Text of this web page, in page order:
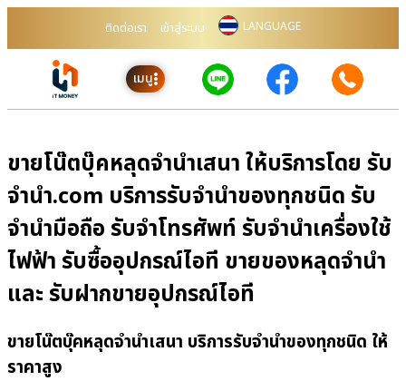
ติดต่อเรา เข้าสู่ระบบ LANGUAGE
เมนู
ขายโน๊ตบุ๊คหลุดจำนำเสนา ให้บริการโดย รับ
จํานํา.com บริการรับจำนำของทุกชนิด รับ
จำนำมือถือ รับจำโทรศัพท์ รับจำนำเครื่องใช้
ไฟฟ้า รับซื้ออุปกรณ์ไอที ขายของหลุดจำนำ
และ รับฝากขายอุปกรณ์ไอที
ขายโน๊ตบุ๊คหลุดจำนำเสนา บริการรับจำนำของทุกชนิด ให้
ราคาสูง